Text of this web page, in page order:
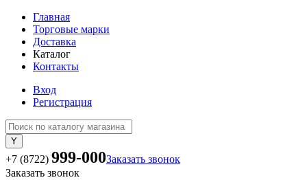
Главная
Торговые марки
Доставка
Каталог
Контакты
Вход
Регистрация
+7 (8722) 999-000Заказать звонок
Заказать звонок